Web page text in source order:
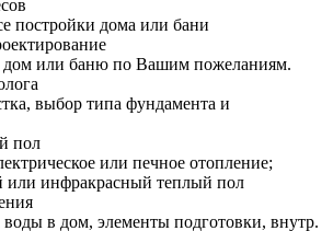
постройки дома или бани
дом или баню по Вашим пожеланиям.
выбор типа фундамента и
пол
или печное отопление;
или инфракрасный теплый пол
воды в дом, элементы подготовки, внутр.